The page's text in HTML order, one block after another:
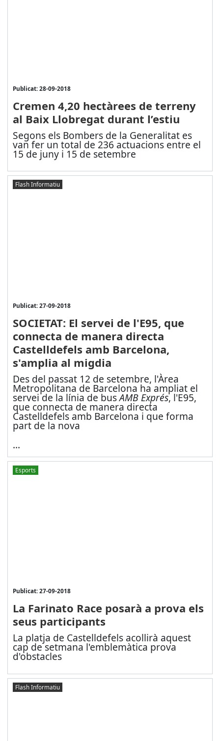
Publicat: 28-09-2018
Cremen 4,20 hectàrees de terreny
al Baix Llobregat durant l’estiu
Segons els Bombers de la Generalitat es
van fer un total de 236 actuacions entre el
15 de juny i 15 de setembre
Flash Informatiu
Publicat: 27-09-2018
SOCIETAT: El servei de l'E95, que
connecta de manera directa
Castelldefels amb Barcelona,
s'amplia al migdia
Des del passat 12 de setembre, l'Àrea
Metropolitana de Barcelona ha ampliat el
servei de la línia de busAMB Exprés, l'E95,
que connecta de manera directa
Castelldefels amb Barcelona i que forma
part de la nova
...
Esports
Publicat: 27-09-2018
La Farinato Race posarà a prova els
seus participants
La platja de Castelldefels acollirà aquest
cap de setmana l'emblemàtica prova
d'obstacles
Flash Informatiu